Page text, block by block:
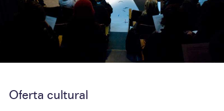
Oferta cultural